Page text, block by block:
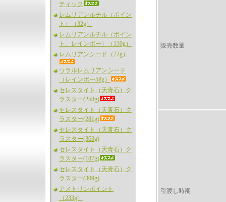
ティック
レムリアンルチル（ポイン
ト）（32g）
レムリアンルチル（ポイン
ト、レインボー）（130g）
レムリアンシード（72g）
ウラルレムリアンシード
（レインボー58g）
セレスタイト（天青石）ク
ラスター(258g)
セレスタイト（天青石）ク
ラスター(281g)
セレスタイト（天青石）ク
ラスター(363g)
セレスタイト（天青石）ク
ラスター(187g)
セレスタイト（天青石）ク
ラスター(309g)
アメトリンポイント
（233g）
販売数量
引渡し時期